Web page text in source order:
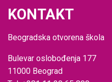
KONTAKT
Beogradska otvorena škola
Bulevar oslobođenja 177
11000 Beograd